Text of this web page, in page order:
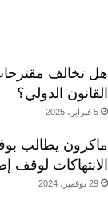
هل تخالف
القانون الدولي؟
5 فبراير، 2025
ماكرون يطالب
الانتهاكات لوقف
29 نوفمبر، 2024